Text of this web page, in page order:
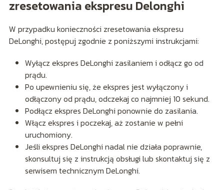
zresetowania ekspresu Delonghi
W przypadku konieczności zresetowania ekspresu
DeLonghi, postępuj zgodnie z poniższymi instrukcjami:
Wyłącz ekspres DeLonghi zasilaniem i odłącz go od
prądu.
Po upewnieniu się, że ekspres jest wyłączony i
odłączony od prądu, odczekaj co najmniej 10 sekund.
Podłącz ekspres DeLonghi ponownie do zasilania.
Włącz ekspres i poczekaj, aż zostanie w pełni
uruchomiony.
Jeśli ekspres DeLonghi nadal nie działa poprawnie,
skonsultuj się z instrukcją obsługi lub skontaktuj się z
serwisem technicznym DeLonghi.